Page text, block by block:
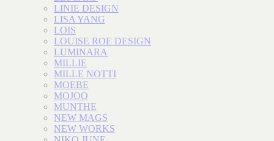
LINIE DESIGN
LISA YANG
LOIS
LOUISE ROE DESIGN
LUMINARA
MILLIE
MILLE NOTTI
MOEBE
MOJOO
MUNTHE
NEW MAGS
NEW WORKS